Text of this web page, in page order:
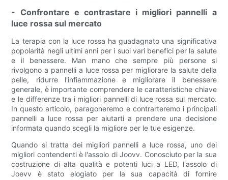
- Confrontare e contrastare i migliori pannelli a
luce rossa sul mercato
La terapia con la luce rossa ha guadagnato una significativa
popolarità negli ultimi anni per i suoi vari benefici per la salute
e il benessere. Man mano che sempre più persone si
rivolgono a pannelli a luce rossa per migliorare la salute della
pelle, ridurre l'infiammazione e migliorare il benessere
generale, è importante comprendere le caratteristiche chiave
e le differenze tra i migliori pannelli di luce rossa sul mercato.
In questo articolo, paragoneremo e contrarteremo i principali
pannelli a luce rossa per aiutarti a prendere una decisione
informata quando scegli la migliore per le tue esigenze.
Quando si tratta dei migliori pannelli a luce rossa, uno dei
migliori contendenti è l'assolo di Joovv. Conosciuto per la sua
costruzione di alta qualità e potenti luci a LED, l'assolo di
Joevv è stato elogiato per la sua capacità di fornire